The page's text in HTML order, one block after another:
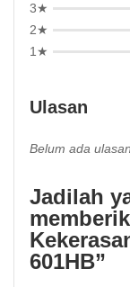
3★
2★
1★
Ulasan
Belum ada ulasan.
Jadilah
601HB”